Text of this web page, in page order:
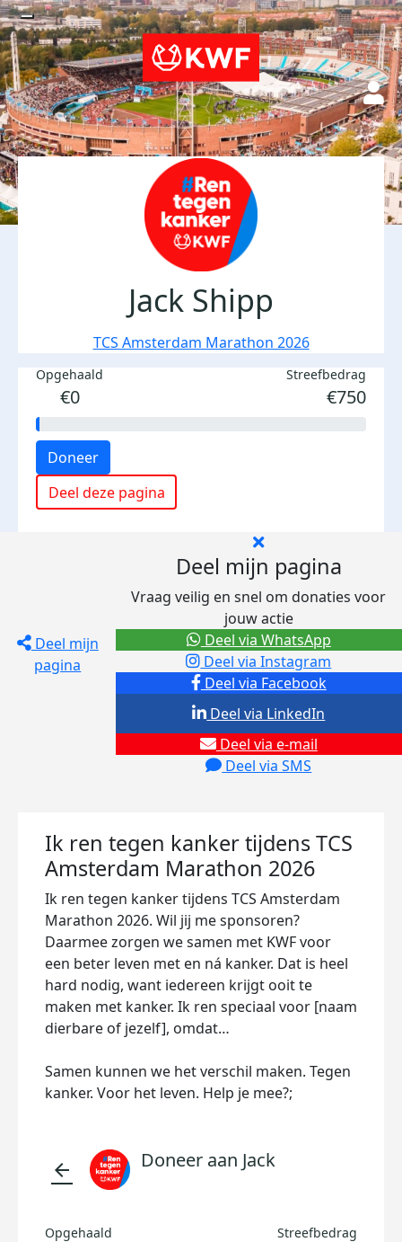
Jack Shipp
TCS Amsterdam Marathon 2026
Opgehaald
€0
Streefbedrag
€750
Doneer
Deel deze pagina
Deel mijn
pagina
Deel mijn pagina
Vraag veilig en snel om donaties voor
jouw actie
Deel via Facebook
Deel via Instagram
Deel via e-mail
Deel via SMS
Deel via LinkedIn
Deel via WhatsApp
Ik ren tegen kanker tijdens TCS
Amsterdam Marathon 2026
Ik ren tegen kanker tijdens TCS Amsterdam
Marathon 2026. Wil jij me sponsoren?
Daarmee zorgen we samen met KWF voor
een beter leven met en ná kanker. Dat is heel
hard nodig, want iedereen krijgt ooit te
maken met kanker. Ik ren speciaal voor [naam
dierbare of jezelf], omdat…
Samen kunnen we het verschil maken. Tegen
kanker. Voor het leven. Help je mee?;
arrow_back Doneer aan Jack
Opgehaald Streefbedrag